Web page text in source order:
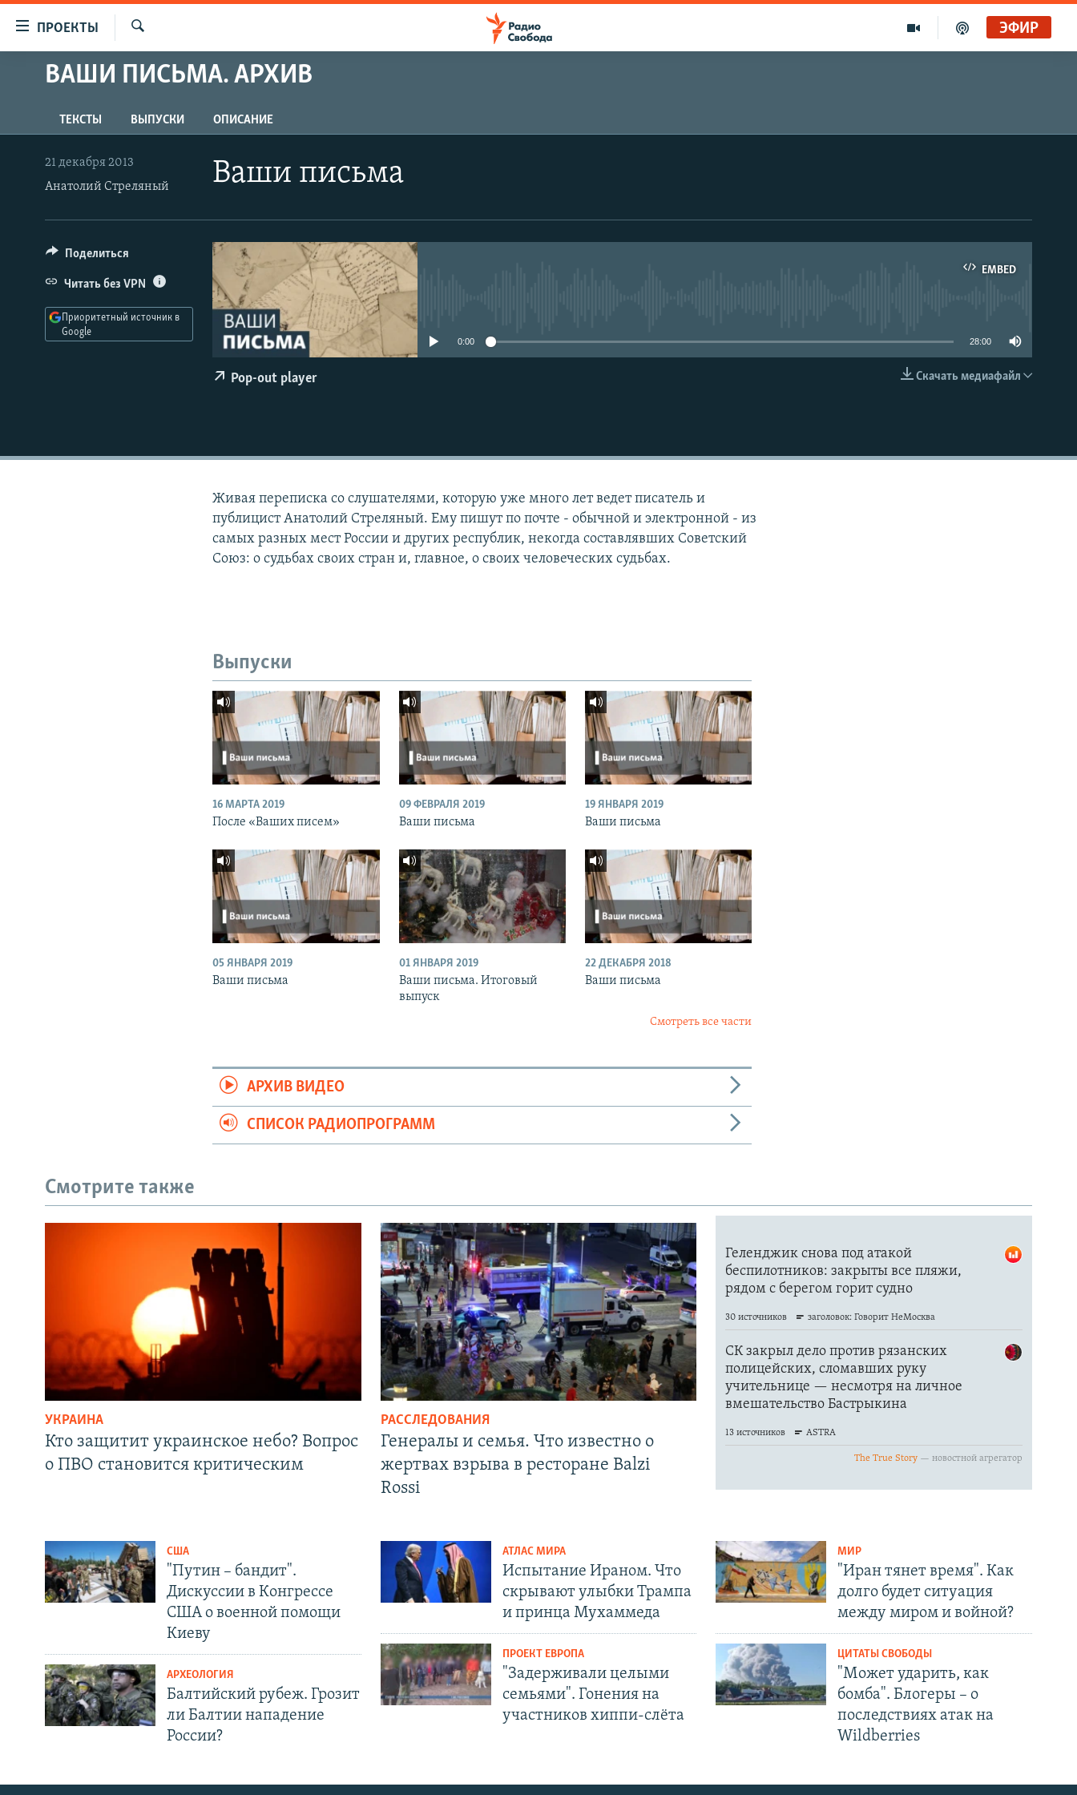
упрощенного
Вернуться
к
основному
содержанию
навигации
Вернутся
ПРОЕКТЫ
ПРОГРАММЫ
АВТОРСКИЕ ПРОЕКТЫ
ЦИТАТЫ СВОБОДЫ
МНЕНИЯ
КУЛЬТУРА
IDEL.РЕАЛИИ
КАВКАЗ.РЕАЛИИ
СЕВЕР.РЕАЛИИ
СИБИРЬ.РЕАЛИИ
ЭФИР
ВАШИ ПИСЬМА. АРХИВ
ТЕКСТЫ ВЫПУСКИ ОПИСАНИЕ
Ваши письма
21 декабря 2013
Анатолий Стреляный
EMBED
EMBED
0:00 28:00
Скачать медиафайл
Pop-out player
Поделиться
Читать без VPN
Приоритетный источник в
Google
Живая переписка со слушателями, которую уже много лет ведет писатель и
публицист Анатолий Стреляный. Ему пишут по почте - обычной и электронной - из
самых разных мест России и других республик, некогда составлявших Советский
Союз: о судьбах своих стран и, главное, о своих человеческих судьбах.
Выпуски
16 МАРТА 2019
После «Ваших писем»
09 ФЕВРАЛЯ 2019
Ваши письма
19 ЯНВАРЯ 2019
Ваши письма
05 ЯНВАРЯ 2019
Ваши письма
01 ЯНВАРЯ 2019
Ваши письма. Итоговый
выпуск
22 ДЕКАБРЯ 2018
Ваши письма
Смотреть все части
АРХИВ ВИДЕО
СПИСОК РАДИОПРОГРАММ
Смотрите также
УКРАИНА
Кто защитит украинское небо? Вопрос
о ПВО становится критическим
РАССЛЕДОВАНИЯ
Генералы и семья. Что известно о
жертвах взрыва в ресторане Balzi
Rossi
США
"Путин – бандит".
Дискуссии в Конгрессе
США о военной помощи
Киеву
АРХЕОЛОГИЯ
Балтийский рубеж. Грозит
ли Балтии нападение
России?
АТЛАС МИРА
Испытание Ираном. Что
скрывают улыбки Трампа
и принца Мухаммеда
ПРОЕКТ ЕВРОПА
"Задерживали целыми
семьями". Гонения на
участников хиппи-слёта
МИР
"Иран тянет время". Как
долго будет ситуация
между миром и войной?
ЦИТАТЫ СВОБОДЫ
"Может ударить, как
бомба". Блогеры – о
последствиях атак на
Wildberries